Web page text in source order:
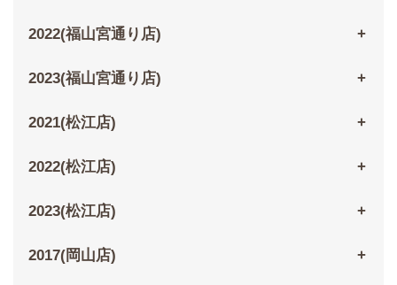
2022(福山宮通り店)
2023(福山宮通り店)
2021(松江店)
2022(松江店)
2023(松江店)
2017(岡山店)